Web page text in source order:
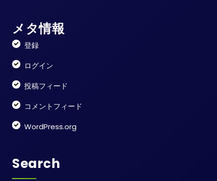
メタ情報
登録
ログイン
投稿フィード
コメントフィード
WordPress.org
Search